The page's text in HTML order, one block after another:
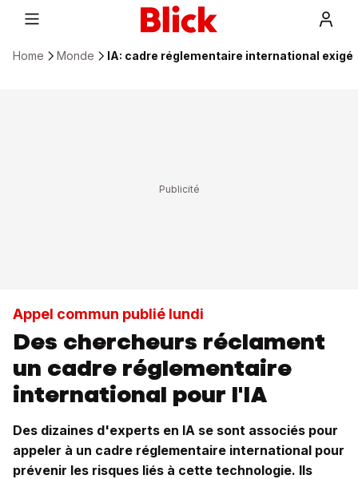
Home Monde IA: cadre réglementaire international exigé
Appel commun publié lundi
Des chercheurs réclament
un cadre réglementaire
international pour l'IA
Des dizaines d'experts en IA se sont associés pour
appeler à un cadre réglementaire international pour
prévenir les risques liés à cette technologie. Ils